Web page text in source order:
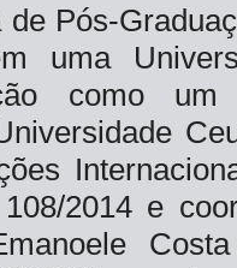
Pós-
uma
como
2014 e